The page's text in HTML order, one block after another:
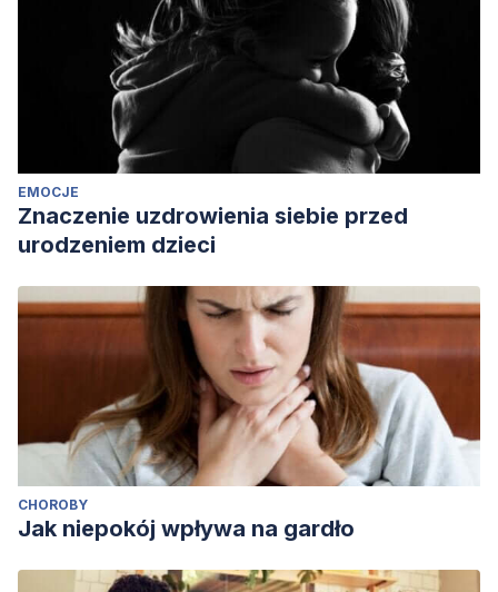
Rosen JB, Schulkin J. From normal fear to pathological
anxiety. Psychol Rev. 1998 Apr;105(2):325-50. doi:
10.1037/0033-295x.105.2.325. PMID: 9577241.
EMOCJE
Znaczenie uzdrowienia siebie przed
urodzeniem dzieci
CHOROBY
Jak niepokój wpływa na gardło